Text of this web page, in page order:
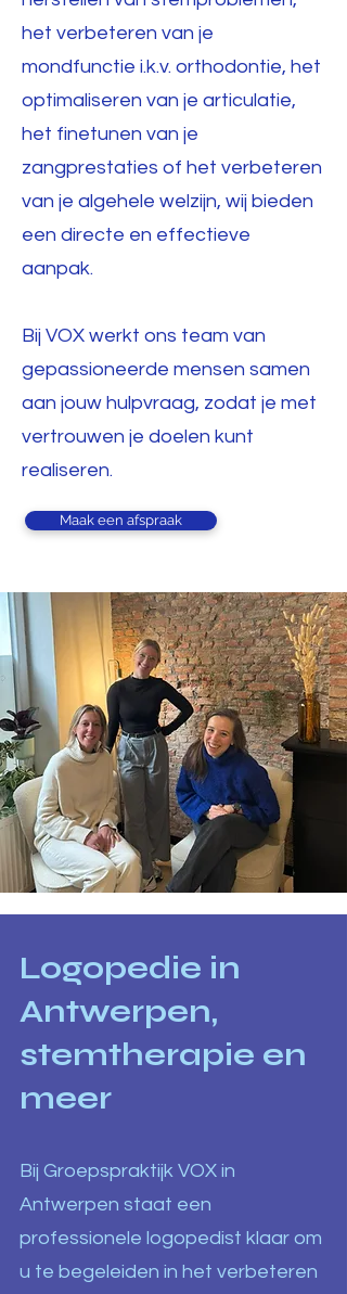
het verbeteren van je
mondfunctie i.k.v. orthodontie, het
optimaliseren van je articulatie,
het finetunen van je
zangprestaties of het verbeteren
van je algehele welzijn, wij bieden
een directe en effectieve
aanpak.
Bij VOX werkt ons team van
gepassioneerde mensen samen
aan jouw hulpvraag, zodat je met
vertrouwen je doelen kunt
realiseren.
Maak een afspraak
Logopedie in
Antwerpen,
stemtherapie en
meer​
Bij Groepspraktijk VOX in
Antwerpen staat een
professionele logopedist klaar om
u te begeleiden in het verbeteren